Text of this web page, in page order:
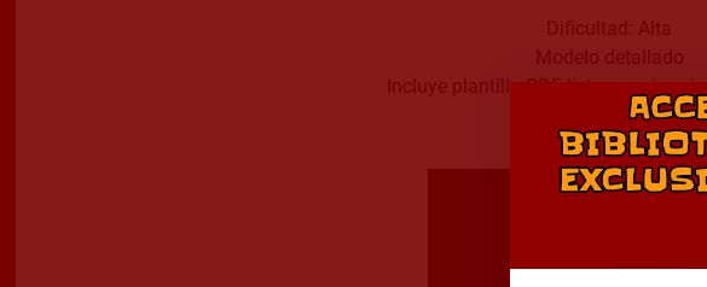
Dificultad: Alta
Modelo detallado
Incluye plantilla PDF lista para
Diseñador: north07